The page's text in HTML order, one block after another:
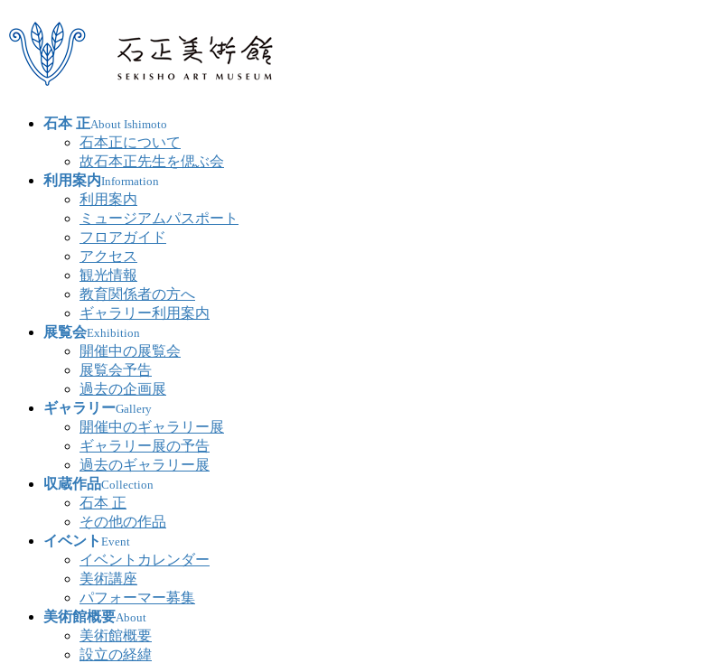
石本 正About Ishimoto
石本正について
故石本正先生を偲ぶ会
利用案内Information
利用案内
ミュージアムパスポート
フロアガイド
アクセス
観光情報
教育関係者の方へ
ギャラリー利用案内
展覧会Exhibition
開催中の展覧会
展覧会予告
過去の企画展
ギャラリーGallery
開催中のギャラリー展
ギャラリー展の予告
過去のギャラリー展
収蔵作品Collection
石本 正
その他の作品
イベント Event
イベントカレンダー
美術講座
パフォーマー募集
美術館概要About
美術館概要
設立の経緯